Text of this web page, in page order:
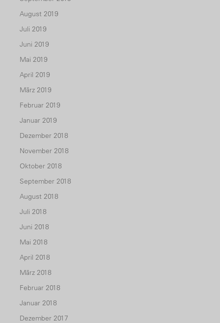
August 2019
Juli 2019
Juni 2019
Mai 2019
April 2019
März 2019
Februar 2019
Januar 2019
Dezember 2018
November 2018
Oktober 2018
September 2018
August 2018
Juli 2018
Juni 2018
Mai 2018
April 2018
März 2018
Februar 2018
Januar 2018
Dezember 2017